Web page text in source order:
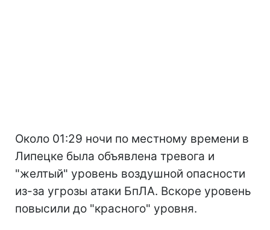
Около 01:29 ночи по местному времени в
Липецке была объявлена тревога и
"желтый" уровень воздушной опасности
из-за угрозы атаки БпЛА. Вскоре уровень
повысили до "красного" уровня.